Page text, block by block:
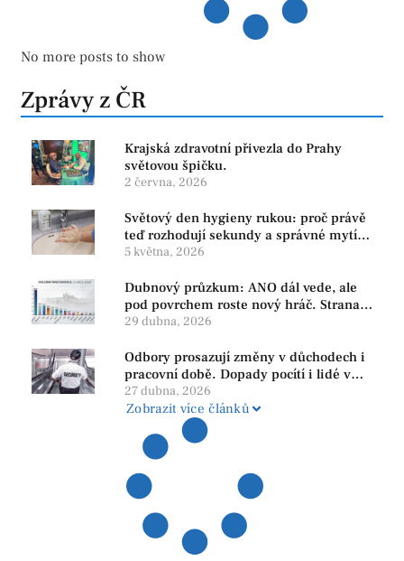
No more posts to show
Zprávy z ČR
Krajská zdravotní přivezla do Prahy
světovou špičku.
2 června, 2026
Světový den hygieny rukou: proč právě
teď rozhodují sekundy a správné mytí
rukou
5 května, 2026
Dubnový průzkum: ANO dál vede, ale
pod povrchem roste nový hráč. Strana
PRO se drží nejvýš mezi menšími
29 dubna, 2026
Odbory prosazují změny v důchodech i
pracovní době. Dopady pocítí i lidé v
našem regionu
27 dubna, 2026
Zobrazit více článků